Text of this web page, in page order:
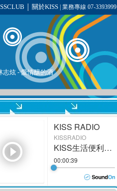
關於KISS| 業務專線 07-3393999
炫 - 愛情釀的酒